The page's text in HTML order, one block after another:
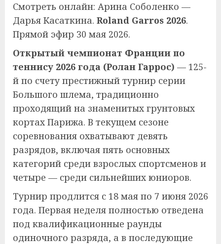
Смотреть онлайн: Арина Соболенко —
Дарья Касаткина. Roland Garros 2026.
Прямой эфир 30 мая 2026.
Открытый чемпионат Франции по
теннису 2026 года (Ролан Гаррос) — 125-
й по счету престижный турнир серии
Большого шлема, традиционно
проходящий на знаменитых грунтовых
кортах Парижа. В текущем сезоне
соревнования охватывают девять
разрядов, включая пять основных
категорий среди взрослых спортсменов и
четыре — среди сильнейших юниоров.
Турнир продлится с 18 мая по 7 июня 2026
года. Первая неделя полностью отведена
под квалификационные раунды
одиночного разряда, а в последующие